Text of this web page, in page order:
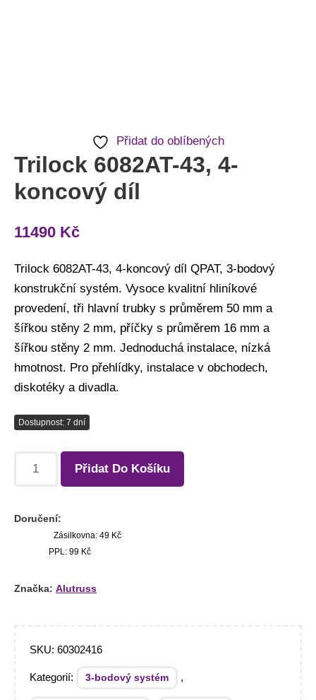
Přidat do oblíbených
Trilock 6082AT-43, 4-
koncový díl
11490 Kč
Trilock 6082AT-43, 4-koncový díl QPAT, 3-bodový
konstrukční systém. Vysoce kvalitní hliníkové
provedení, tři hlavní trubky s průměrem 50 mm a
šířkou stěny 2 mm, příčky s průměrem 16 mm a
šířkou stěny 2 mm. Jednoduchá instalace, nízká
hmotnost. Pro přehlídky, instalace v obchodech,
diskotéky a divadla.
Dostupnost: 7 dní
Přidat Do Košíku
Doručení:
Zásilkovna: 49 Kč
PPL: 99 Kč
Značka: Alutruss
SKU: 60302416
Kategorií: 3-bodový systém ,